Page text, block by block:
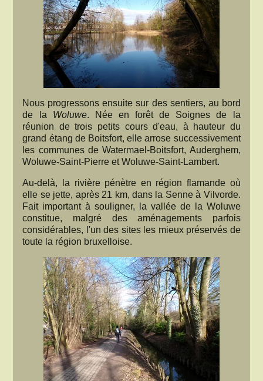
Nous progressons ensuite sur des sentiers, au bord
de la Woluwe. Née en forêt de Soignes de la
réunion de trois petits cours d'eau, à hauteur du
grand étang de Boitsfort, elle arrose successivement
les communes de Watermael-Boitsfort, Auderghem,
Woluwe-Saint-Pierre et Woluwe-Saint-Lambert.
Au-delà, la rivière pénètre en région flamande où
elle se jette, après 21 km, dans la Senne à Vilvorde.
Fait important à souligner, la vallée de la Woluwe
constitue, malgré des aménagements parfois
considérables, l'un des sites les mieux préservés de
toute la région bruxelloise.